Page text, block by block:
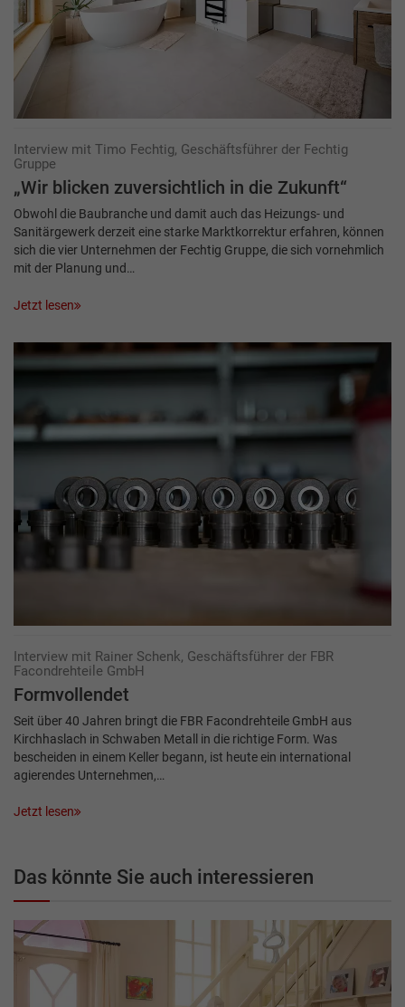
Interview mit Timo Fechtig, Geschäftsführer der Fechtig
Gruppe
„Wir blicken zuversichtlich in die Zukunft“
Obwohl die Baubranche und damit auch das Heizungs- und
Sanitärgewerk derzeit eine starke Marktkorrektur erfahren, können
sich die vier Unternehmen der Fechtig Gruppe, die sich vornehmlich
mit der Planung und…
Jetzt lesen
Interview mit Rainer Schenk, Geschäftsführer der FBR
Facondrehteile GmbH
Formvollendet
Seit über 40 Jahren bringt die FBR Facondrehteile GmbH aus
Kirchhaslach in Schwaben Metall in die richtige Form. Was
bescheiden in einem Keller begann, ist heute ein international
agierendes Unternehmen,…
Jetzt lesen
Das könnte Sie auch interessieren